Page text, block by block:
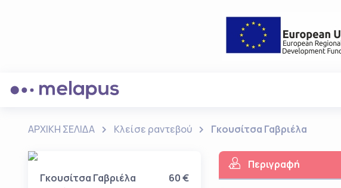
ΑΡΧΙΚΗ ΣΕΛΙΔΑ Κλείσε ραντεβού Γκουσίτσα Γαβριέλα
Γκουσίτσα Γαβριέλα 60 €
Περιγραφή